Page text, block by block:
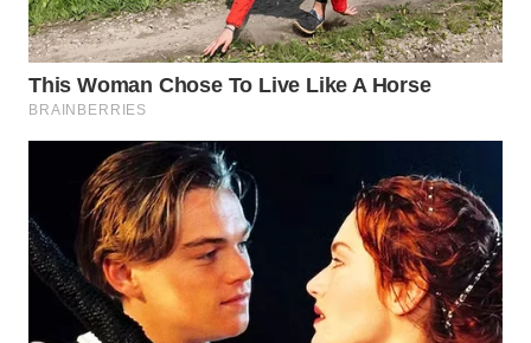
WN
SULSEL
GORONTALO
WN
SULUT
WN
MALUKU